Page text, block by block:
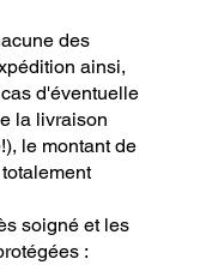
des
ainsi,
d'éventuelle
la livraison
le montant de
soigné et les
: